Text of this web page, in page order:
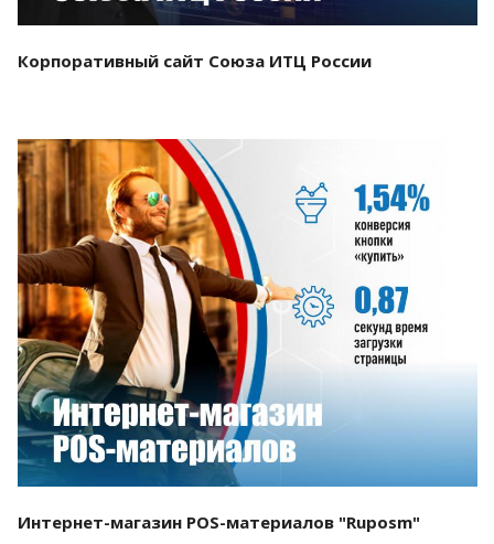
Корпоративный сайт Союза ИТЦ России
Смотреть проект
Интернет-магазин POS-материалов "Ruposm"